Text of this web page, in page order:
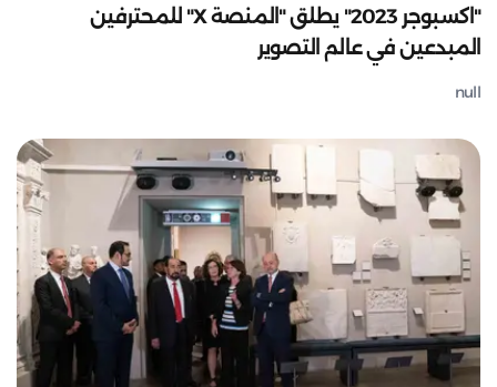
"اكسبوجر 2023" يطلق "المنصة X" للمحترفين
المبدعين في عالم التصوير
null